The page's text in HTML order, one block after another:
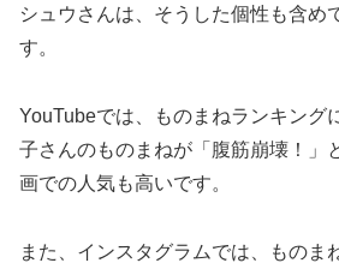
シュウさんは、そうした個性も含め
す。
YouTubeでは、ものまねランキング
子さんのものまねが「腹筋崩壊！」
画での人気も高いです。
また、インスタグラムでは、ものま